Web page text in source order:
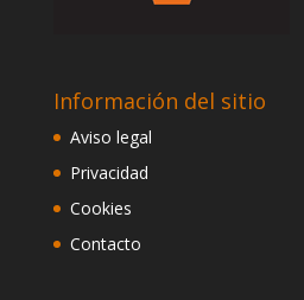
Información del sitio
Aviso legal
Privacidad
Cookies
Contacto